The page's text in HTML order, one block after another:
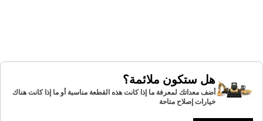
هل ستكون ملائمة؟
أضف معداتك لمعرفة ما إذا كانت هذه القطعة مناسبة أو ما إذا كانت هناك
خيارات إصلاح متاحة